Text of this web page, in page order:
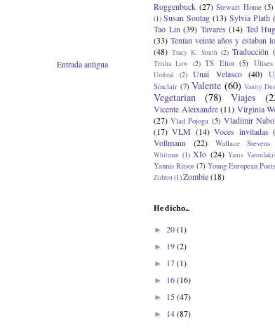
Entrada antigua
Roggenbuck (27) Stewart Home (5)
(1) Susan Sontag (13) Sylvia Plath
Tao Lin (39) Tavares (14) Ted
(33) Tenían veinte años y estaban
(48) Tracy K. Smith (2) Traducción
Trisha Low (2) TS Eliot (5) Ulises
Umbral (2) Unai Velasco (40)
Sinclair (7) Valente (60) Vanity
Vegetarian (78) Viajes
Vicente Aleixandre (11) Virginia
(27) Vlad Pojoga (5) Vladimir
(17) VLM (14) Voces invitadas
Vollmann
(22) Wallace Stevens
Whitman (1) XIo (24) Yanis
Yannis Ritsos (7) Young European Poets
Zidrou(1)Zombie(18)
He dicho...
► 20(1)
► 19(2)
► 17(1)
► 16(16)
► 15(47)
► 14(87)